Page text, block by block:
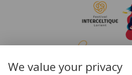
We value your privacy